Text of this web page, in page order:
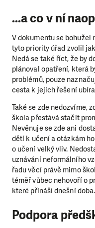
...a co v ní
V dokumentu se bohužel
tyto priority úřad zvolil
Nedá se také říct, že by
plánoval opatření, která
problémů, pouze
cesta k jejich řešení
Také se zde nedozvíme,
škola přestává stačit
Nevěnuje se zde ani
dětí k učení a otázkám
o učení velký vliv.
uznávání neformálního
řadu věcí právě mimo
téměř vůbec nehovoří o
které přináší dnešní doba.
Podpora